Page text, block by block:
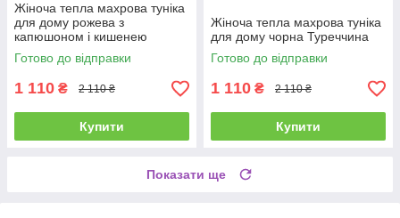
Жіноча тепла махрова туніка
для дому рожева з
капюшоном і кишенею
Готово до відправки
1 110 ₴ 2 110 ₴
Купити
Жіноча тепла махрова туніка
для дому чорна Туреччина
Готово до відправки
1 110 ₴ 2 110 ₴
Купити
Показати ще